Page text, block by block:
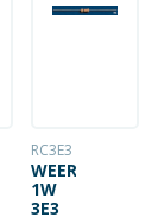
RC3E3
WEERSTAND
1W
3E3